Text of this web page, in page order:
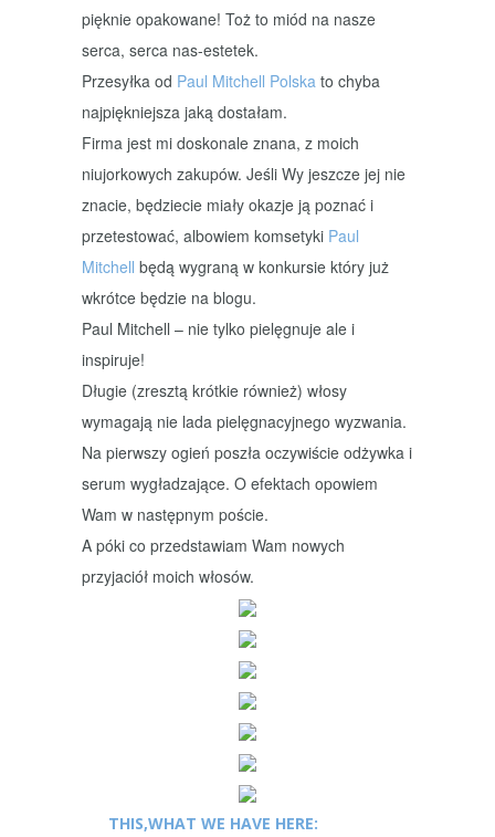
pięknie opakowane! Toż to miód na nasze
serca, serca nas-estetek.
Przesyłka od Paul Mitchell Polska to chyba
najpiękniejsza jaką dostałam.
Firma jest mi doskonale znana, z moich
niujorkowych zakupów. Jeśli Wy jeszcze jej nie
znacie, będziecie miały okazje ją poznać i
przetestować, albowiem komsetyki Paul
Mitchell będą wygraną w konkursie który już
wkrótce będzie na blogu.
Paul Mitchell – nie tylko pielęgnuje ale i
inspiruje!
Długie (zresztą krótkie również) włosy
wymagają nie lada pielęgnacyjnego wyzwania.
Na pierwszy ogień poszła oczywiście odżywka i
serum wygładzające. O efektach opowiem
Wam w następnym poście.
A póki co przedstawiam Wam nowych
przyjaciół moich włosów.
THIS,WHAT WE HAVE HERE: